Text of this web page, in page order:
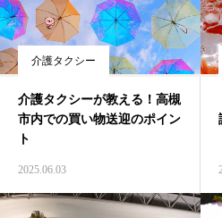
介護タクシー
介護タクシーが教える！高槻
市内での買い物送迎のポイン
ト
2025.06.03